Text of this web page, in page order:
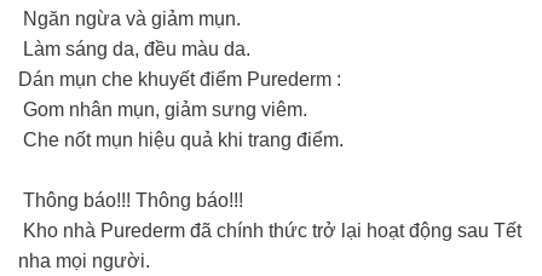
Ngăn ngừa và giảm mụn.
Làm sáng da, đều màu da.
Dán mụn che khuyết điểm Purederm :
Gom nhân mụn, giảm sưng viêm.
Che nốt mụn hiệu quả khi trang điểm.
Thông báo!!! Thông báo!!!
Kho nhà Purederm đã chính thức trở lại hoạt động sau Tết
nha mọi người.